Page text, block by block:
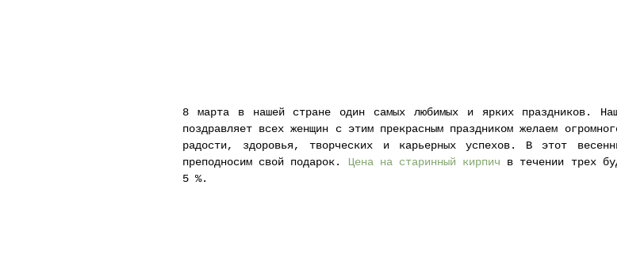
8 марта в нашей стране один самых любимых и ярких праздников.
поздравляет всех женщин с этим прекрасным праздником желаем
радости, здоровья, творческих и карьерных успехов. В этот
преподносим свой подарок. Цена на старинный кирпич в течении трех
5 %.